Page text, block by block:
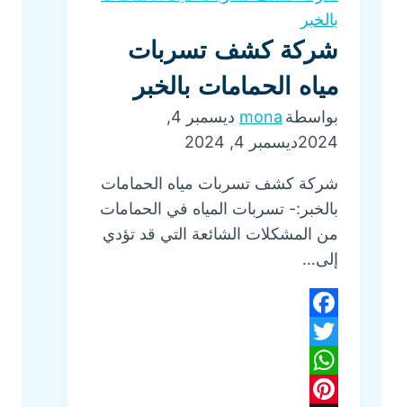
بالخبر
شركة كشف تسربات
مياه الحمامات بالخبر
بواسطة mona
ديسمبر 4,
2024ديسمبر 4, 2024
شركة كشف تسربات مياه الحمامات
بالخبر:- تسربات المياه في الحمامات
من المشكلات الشائعة التي قد تؤدي
إلى…
Facebook
Twitter
WhatsApp